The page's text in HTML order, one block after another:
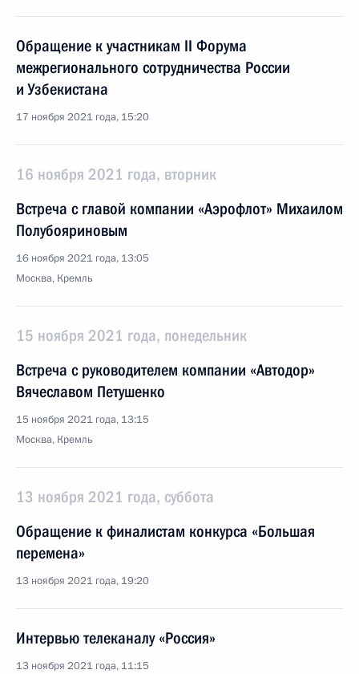
Обращение к участникам II Форума
межрегионального сотрудничества России
и Узбекистана
17 ноября 2021 года, 15:20
16 ноября 2021 года, вторник
Встреча с главой компании «Аэрофлот» Михаилом
Полубояриновым
16 ноября 2021 года, 13:05
Москва, Кремль
15 ноября 2021 года, понедельник
Встреча с руководителем компании «Автодор»
Вячеславом Петушенко
15 ноября 2021 года, 13:15
Москва, Кремль
13 ноября 2021 года, суббота
Обращение к финалистам конкурса «Большая
перемена»
13 ноября 2021 года, 19:20
Интервью телеканалу «Россия»
13 ноября 2021 года, 11:15